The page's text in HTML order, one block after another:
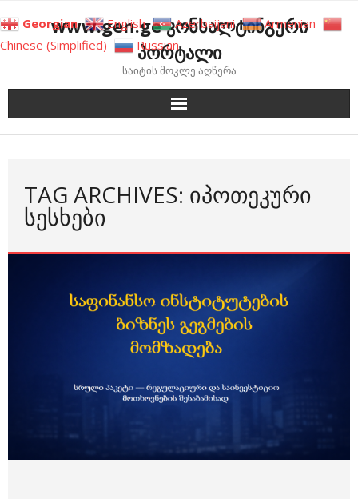
to
content
www.gen.ge კონსალტინგური
პორტალი
საიტის მოკლე აღწერა
TAG ARCHIVES: ᲘᲞᲝᲗᲔᲙᲣᲠᲘ
ᲡᲔᲡᲮᲔᲑᲘ
Georgian English Azerbaijani
Armenian
Chinese (Simplified)
Russian